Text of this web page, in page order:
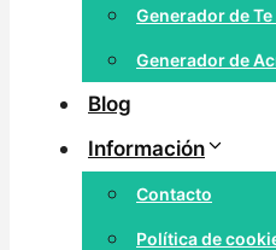
Generador de Te
Generador de
Blog
Información
Contacto
Política de